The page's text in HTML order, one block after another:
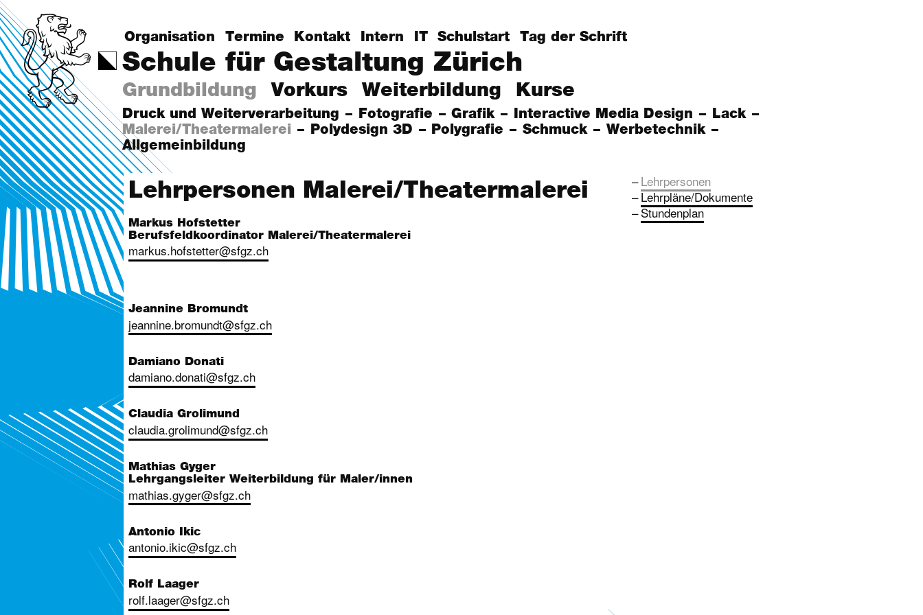
Organisation Termine Kontakt Intern IT Schulstart Tag der Schrift
Schule für Gestaltung Zürich
Grundbildung Vorkurs Weiterbildung Kurse
Druck und Weiterverarbeitung Fotografie Grafik Interactive Media Design
Lack
Malerei/Theatermalerei
Polydesign 3D Polygrafie Schmuck
Werbetechnik
Allgemeinbildung
Lehrpersonen Malerei/Theatermalerei
Markus Hofstetter
Berufsfeldkoordinator Malerei/Theatermalerei
markus.hofstetter@sfgz.ch
Jeannine Bromundt
jeannine.bromundt@sfgz.ch
Damiano Donati
damiano.donati@sfgz.ch
Claudia Grolimund
claudia.grolimund@sfgz.ch
Mathias Gyger
Lehrgangsleiter Weiterbildung für Maler/innen
mathias.gyger@sfgz.ch
Antonio Ikic
antonio.ikic@sfgz.ch
Rolf Laager
rolf.laager@sfgz.ch
Lehrpersonen
Lehrpläne/Dokumente
Stundenplan